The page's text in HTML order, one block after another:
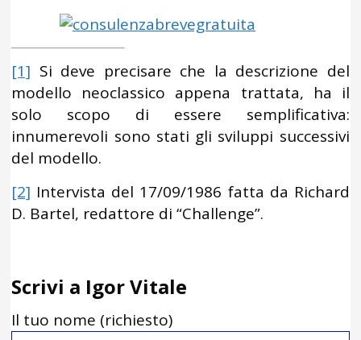
[1] Si deve precisare che la descrizione del
modello neoclassico appena trattata, ha il
solo scopo di essere semplificativa:
innumerevoli sono stati gli sviluppi successivi
del modello.
[2] Intervista del 17/09/1986 fatta da Richard
D. Bartel, redattore di “Challenge”.
Scrivi a Igor Vitale
Il tuo nome (richiesto)